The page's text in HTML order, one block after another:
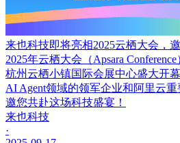
来也科技即将亮相2025云栖大会，
2025年云栖大会（Apsara
杭州云栖小镇国际会展中心盛大开
AI Agent领域的领军企业和阿里云
邀您共赴这场科技盛宴！
来也科技
·